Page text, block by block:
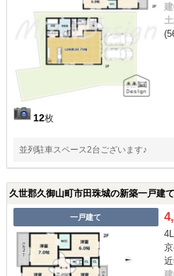
12枚
並列駐車スペース2台ございます♪
久世郡久御山町市田珠城の新築一戸建て
一戸建て